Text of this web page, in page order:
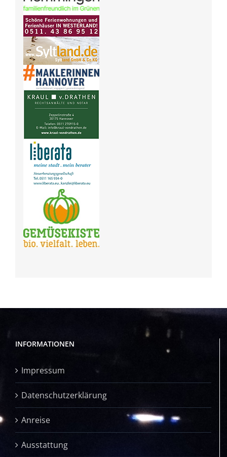
INFORMATIONEN
Impressum
Datenschutzerklärung
Anreise
Ausstattung